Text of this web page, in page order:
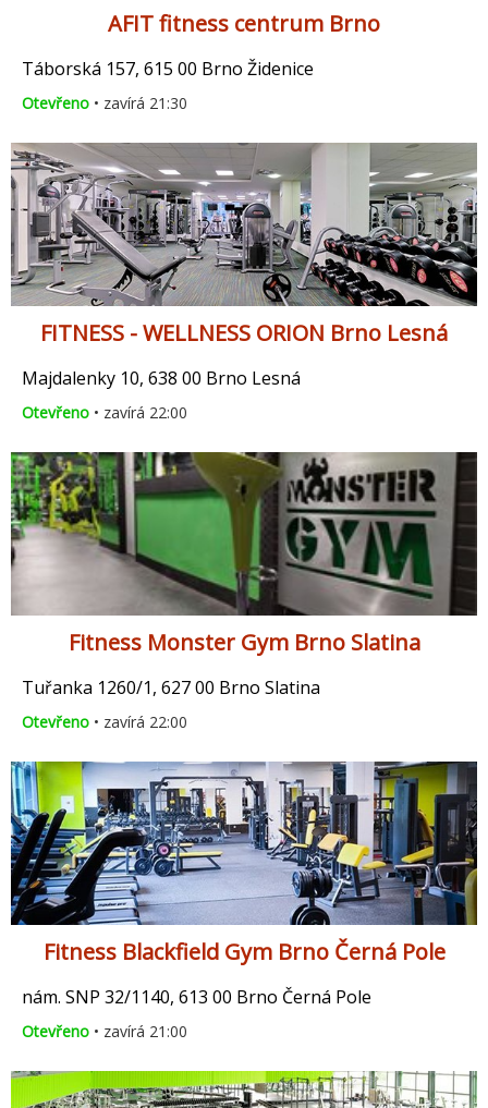
AFIT fitness centrum Brno
Táborská 157, 615 00 Brno Židenice
Otevřeno • zavírá 21:30
FITNESS - WELLNESS ORION Brno Lesná
Majdalenky 10, 638 00 Brno Lesná
Otevřeno • zavírá 22:00
Fitness Monster Gym Brno Slatina
Tuřanka 1260/1, 627 00 Brno Slatina
Otevřeno • zavírá 22:00
Fitness Blackfield Gym Brno Černá Pole
nám. SNP 32/1140, 613 00 Brno Černá Pole
Otevřeno • zavírá 21:00